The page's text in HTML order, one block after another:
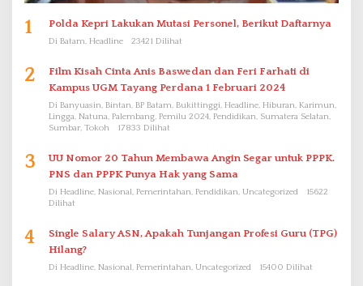
1 Polda Kepri Lakukan Mutasi Personel, Berikut Daftarnya
Di Batam, Headline 23421 Dilihat
2
Film Kisah Cinta Anis Baswedan dan Feri Farhati di
Kampus UGM Tayang Perdana 1 Februari 2024
Di Banyuasin, Bintan, BP Batam, Bukittinggi, Headline, Hiburan, Karimun,
Lingga, Natuna, Palembang, Pemilu 2024, Pendidikan, Sumatera Selatan,
Sumbar, Tokoh
17833 Dilihat
3
UU Nomor 20 Tahun Membawa Angin Segar untuk PPPK.
PNS dan PPPK Punya Hak yang Sama
Di Headline, Nasional, Pemerintahan, Pendidikan, Uncategorized
15622
Dilihat
4
Single Salary ASN, Apakah Tunjangan Profesi Guru (TPG)
Hilang?
Di Headline, Nasional, Pemerintahan, Uncategorized 15400 Dilihat